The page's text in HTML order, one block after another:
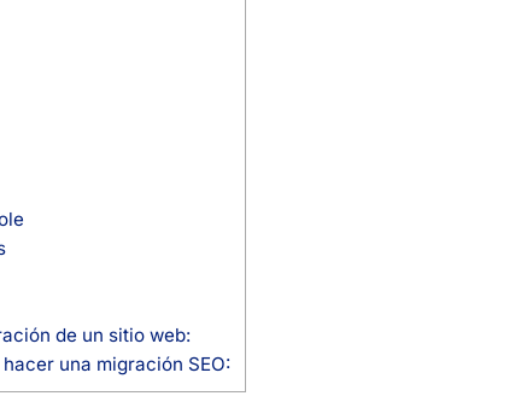
de un sitio web:
una migración SEO: